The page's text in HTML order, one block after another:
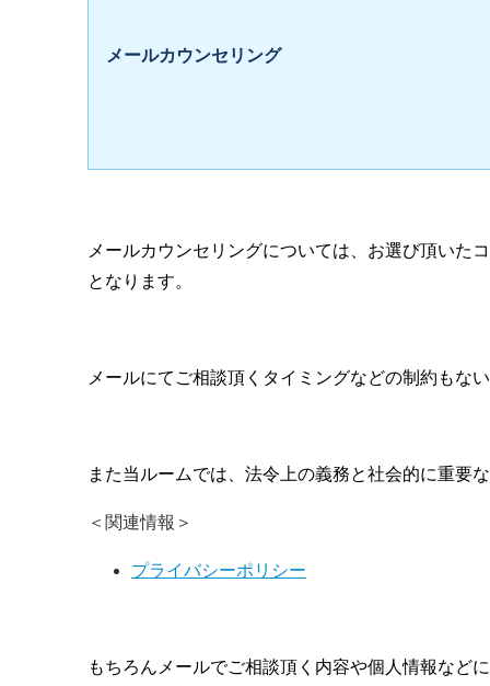
メールカウンセリング
メールカウンセリングについては、お選び頂いた
となります。
メールにてご相談頂くタイミングなどの制約もな
また当ルームでは、法令上の義務と社会的に重要
＜関連情報＞
プライバシーポリシー
もちろんメールでご相談頂く内容や個人情報など